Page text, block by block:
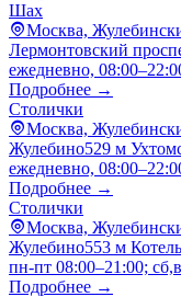
Шах
Москва,
Лермонтовский
ежедневно,
Подробнее →
Столички
Москва,
Жулебино529 м
ежедневно,
Подробнее →
Столички
Москва,
Жулебино553 м
пн-пт 08:00–21:00;
Подробнее →